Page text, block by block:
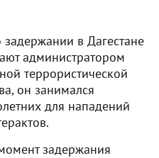
в Дагестане
администратором
террористической
он занимался
для нападений
задержания